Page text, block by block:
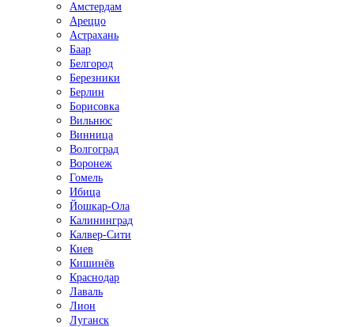
Амстердам
Ареццо
Астрахань
Баар
Белгород
Березники
Берлин
Борисовка
Вильнюс
Винница
Волгоград
Воронеж
Гомель
Ибица
Йошкар-Ола
Калининград
Калвер-Сити
Киев
Кишинёв
Краснодар
Лаваль
Лион
Луганск